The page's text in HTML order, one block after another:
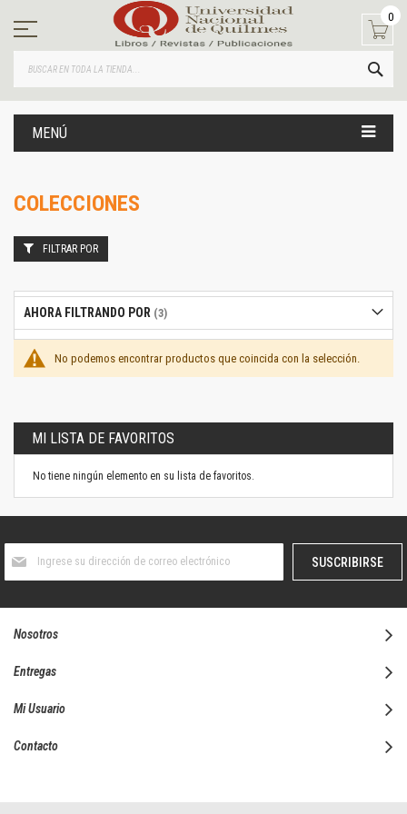
contenido
0
MENÚ
COLECCIONES
No podemos encontrar productos que coincida con la selección.
FILTRAR POR
AHORA FILTRANDO POR
MI LISTA DE FAVORITOS
No tiene ningún elemento en su lista de favoritos.
boletín
SUSCRIBIRSE
Nosotros
Entregas
Mi Usuario
Contacto